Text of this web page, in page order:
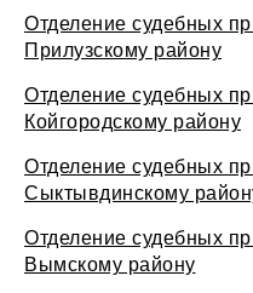
Отделение судебных
Прилузскому району
Отделение судебных
Койгородскому району
Отделение судебных
Сыктывдинскому
Отделение судебных
Вымскому району